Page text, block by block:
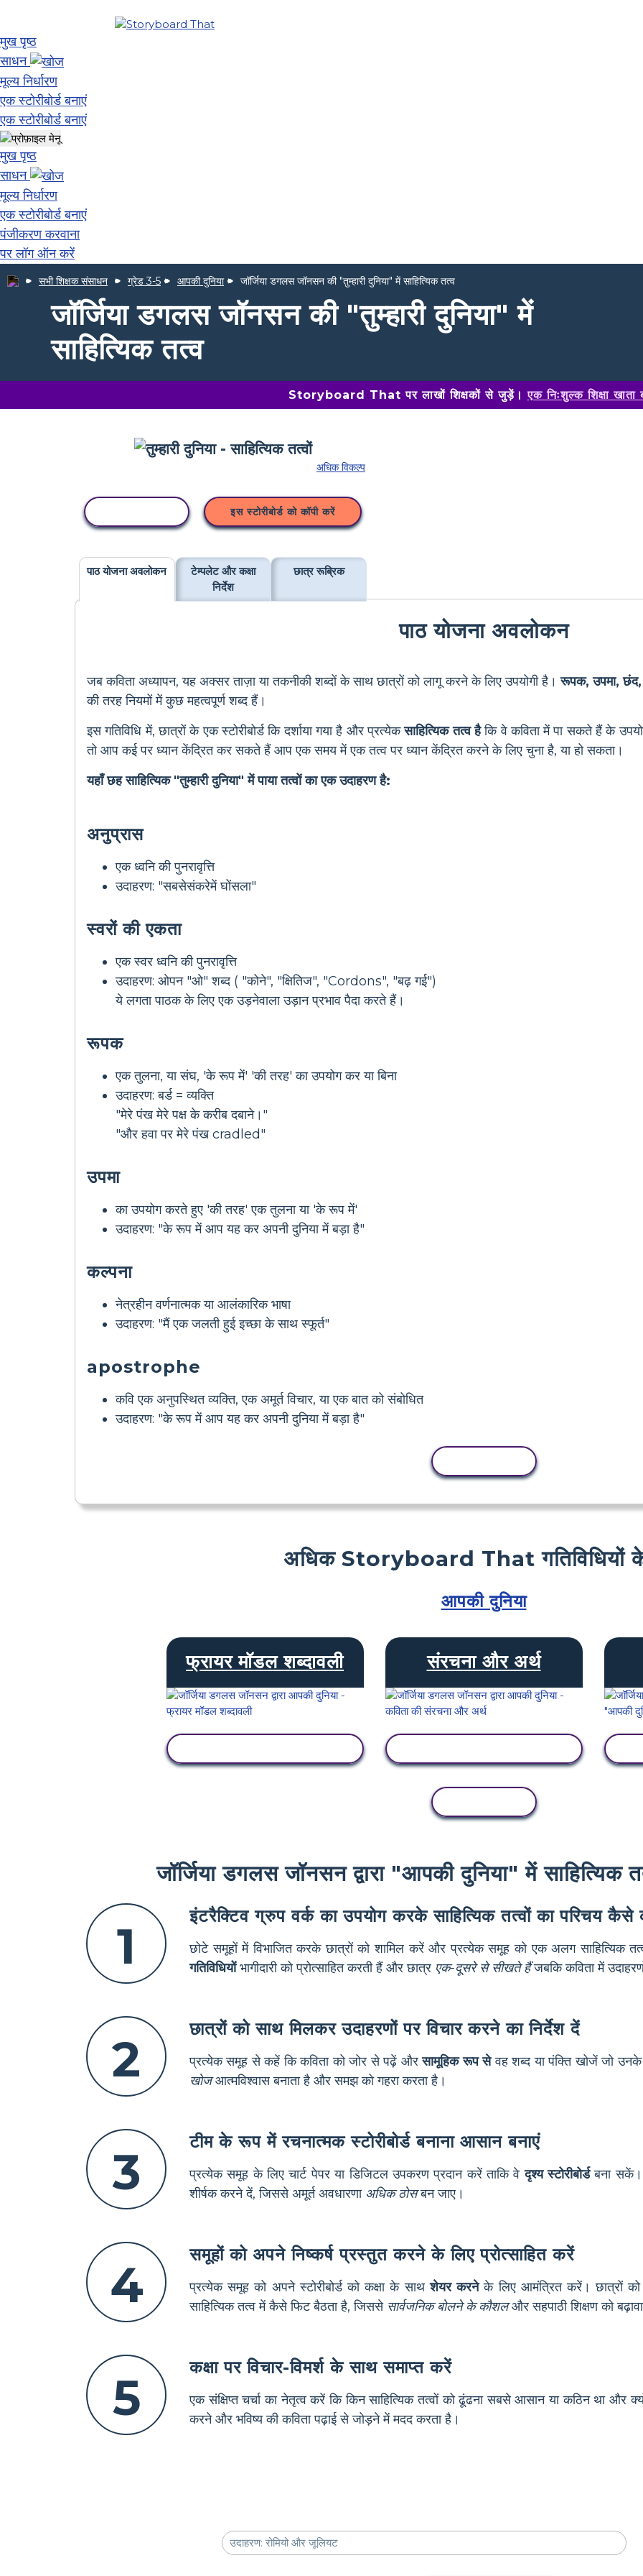
मुख पृष्ठ
साधन
मूल्य निर्धारण
एक स्टोरीबोर्ड बनाएं
एक स्टोरीबोर्ड बनाएं
मुख पृष्ठ
साधन
मूल्य निर्धारण
एक स्टोरीबोर्ड बनाएं
पंजीकरण करवाना
पर लॉग ऑन करें
सभी शिक्षक संसाधन ग्रेड 3-5 आपकी दुनिया जॉर्जिया डगलस जॉनसन की "तुम्हारी दुनिया" में साहित्यिक तत्व
जॉर्जिया डगलस जॉनसन की "तुम्हारी दुनिया" में
साहित्यिक तत्व
Storyboard That पर लाखों शिक्षकों से जुड़ें।एक निःशुल्क शिक्षा खाता
अधिक विकल्प
इस स्टोरीबोर्ड को कॉपी करें
पाठ योजना अवलोकन
टेम्पलेट और कक्षा
निर्देश
छात्र रूब्रिक
पाठ योजना अवलोकन
जब कविता अध्यापन, यह अक्सर ताज़ा या तकनीकी शब्दों के साथ छात्रों को लागू करने के लिए उपयोगी है।रूपक, उपमा, छंद,
की तरह नियमों में कुछ महत्वपूर्ण शब्द हैं।
इस गतिविधि में, छात्रों के एक स्टोरीबोर्ड कि दर्शाया गया है और प्रत्येकसाहित्यिक तत्व हैकि वे कविता में पा सकते हैं के
तो आप कई पर ध्यान केंद्रित कर सकते हैं आप एक समय में एक तत्व पर ध्यान केंद्रित करने के लिए चुना है, या हो सकता।
यहाँ छह साहित्यिक "तुम्हारी दुनिया" में पाया तत्वों का एक उदाहरण है:
अनुप्रास
एक ध्वनि की पुनरावृत्ति
उदाहरण: "सबसेसंकरेमें घोंसला"
स्वरों की एकता
एक स्वर ध्वनि की पुनरावृत्ति
उदाहरण: ओपन "ओ" शब्द ( "कोने", "क्षितिज", "Cordons", "बढ़ गई")
ये लगता पाठक के लिए एक उड़नेवाला उड़ान प्रभाव पैदा करते हैं।
रूपक
एक तुलना, या संघ, 'के रूप में' 'की तरह' का उपयोग कर या बिना
उदाहरण: बर्ड = व्यक्ति
"मेरे पंख मेरे पक्ष के करीब दबाने।"
"और हवा पर मेरे पंख cradled"
उपमा
का उपयोग करते हुए 'की तरह' एक तुलना या 'के रूप में'
उदाहरण: "के रूप में आप यह कर अपनी दुनिया में बड़ा है"
कल्पना
नेत्रहीन वर्णनात्मक या आलंकारिक भाषा
उदाहरण: "मैं एक जलती हुई इच्छा के साथ स्फूर्त"
apostrophe
कवि एक अनुपस्थित व्यक्ति, एक अमूर्त विचार, या एक बात को संबोधित
उदाहरण: "के रूप में आप यह कर अपनी दुनिया में बड़ा है"
जॉर्जिया डगलस जॉनसन द्वारा "आपकी दुनिया" में
1
इंटरैक्टिव ग्रुप वर्क का उपयोग करके साहित्यिक तत्वों का परिचय कैसे
छोटे समूहों में विभाजित करके छात्रों को शामिल करें और प्रत्येक समूह को एक अलग साहित्यिक
गतिविधियोंभागीदारी को प्रोत्साहित करती हैं और छात्र एक-दूसरे से सीखते हैंजबकि कविता में
2
छात्रों को साथ मिलकर उदाहरणों पर विचार करने का निर्देश दें
प्रत्येक समूह से कहें कि कविता को जोर से पढ़ें औरसामूहिक रूप सेवह शब्द या पंक्ति खोजें जो उनके
खोजआत्मविश्वास बनाता है और समझ को गहरा करता है।
3
टीम के रूप में रचनात्मक स्टोरीबोर्ड बनाना आसान बनाएं
प्रत्येक समूह के लिए चार्ट पेपर या डिजिटल उपकरण प्रदान करें ताकि वेदृश्य स्टोरीबोर्डबना सकें।
शीर्षक करने दें, जिससे अमूर्त अवधारणा अधिक ठोसबन जाए।
4
समूहों को अपने निष्कर्ष प्रस्तुत करने के लिए प्रोत्साहित करें
प्रत्येक समूह को अपने स्टोरीबोर्ड को कक्षा के साथशेयर करनेके लिए आमंत्रित करें। छात्रों को
साहित्यिक तत्व में कैसे फिट बैठता है, जिससे सार्वजनिक बोलने के कौशलऔर सहपाठी शिक्षण को
5
कक्षा पर विचार-विमर्श के साथ समाप्त करें
एक संक्षिप्त चर्चा का नेतृत्व करें कि किन साहित्यिक तत्वों को ढूंढना सबसे आसान या कठिन था और
करने और भविष्य की कविता पढ़ाई से जोड़ने में मदद करता है।
अधिक Storyboard That गतिविधियों
आपकी दुनिया
फ्रायर मॉडल शब्दावली संरचना और अर्थ